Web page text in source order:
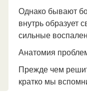
Однако бывают
внутрь образует
сильные
Анатомия
Прежде чем
кратко мы